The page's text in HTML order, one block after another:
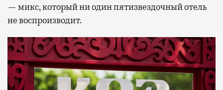
— микс, который ни один пятизвездочный отель
не воспроизводит.